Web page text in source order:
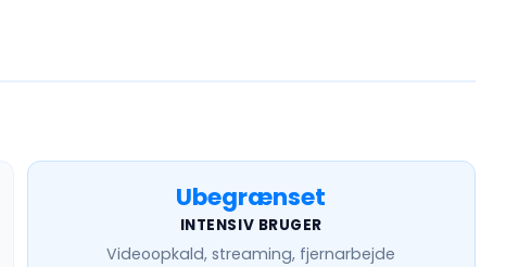
Ubegrænset
INTENSIV BRUGER
Videoopkald, streaming, fjernarbejde